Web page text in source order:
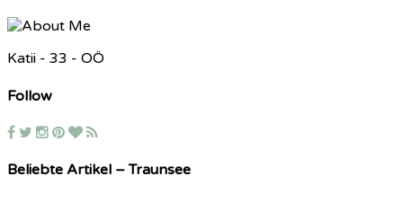
Katii - 33 - OÖ
Follow
Beliebte Artikel – Traunsee